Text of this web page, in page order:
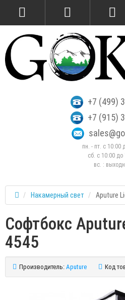
+7 (499)
+7 (915)
пн. - пт. с 10:00
сб. c 10:00 до
вс. :
Накамерный свет Aputure
Софтбокс
4545
Производитель: Aputure Код